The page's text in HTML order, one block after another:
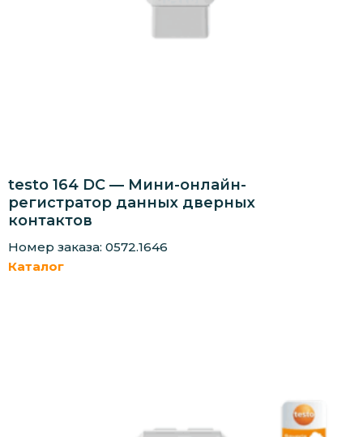
testo 164 DC — Мини-онлайн-
регистратор данных дверных
контактов
Номер заказа: 0572.1646
Каталог